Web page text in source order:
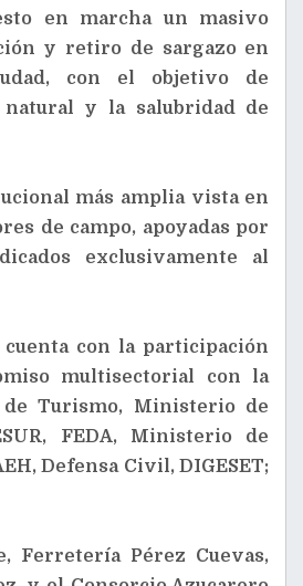
en marcha un masivo
y retiro de sargazo en
con el objetivo de
y la salubridad de
más amplia vista en
de campo, apoyadas por
exclusivamente al
cuenta con la participación
multisectorial con la
Turismo, Ministerio de
FEDA, Ministerio de
Defensa Civil, DIGESET;
Ferretería Pérez Cuevas,